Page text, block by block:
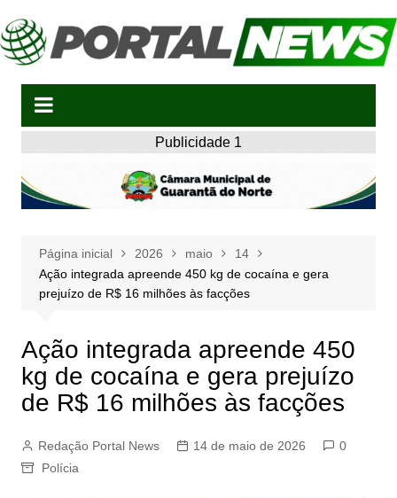
para
o
Publicidade 1
Página inicial 2026 maio
14
Ação integrada apreende 450 kg de cocaína e gera
prejuízo de R$ 16 milhões às facções
Ação integrada apreende 450
kg de cocaína e gera prejuízo
de R$ 16 milhões às facções
Redação Portal News 14 de maio de 2026
0
Polícia